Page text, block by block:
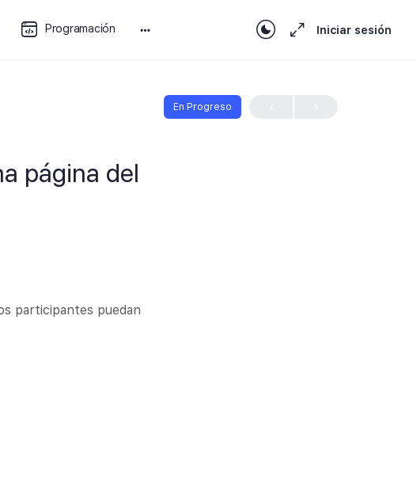
Programación Iniciar sesión
En Progreso
página del
participantes puedan